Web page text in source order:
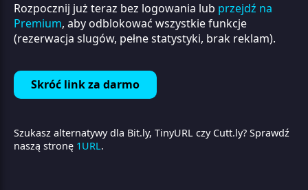
Rozpocznij już teraz bez logowania lub przejdź na
Premium, aby odblokować wszystkie funkcje
(rezerwacja slugów, pełne statystyki, brak reklam).
Skróć link za darmo
Szukasz alternatywy dla Bit.ly, TinyURL czy Cutt.ly? Sprawdź
naszą stronę 1URL.